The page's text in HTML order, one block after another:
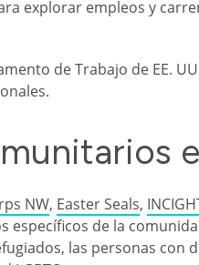
explorar empleos y
de Trabajo de EE.
NW, Easter Seals,
específicos de la
las personas con